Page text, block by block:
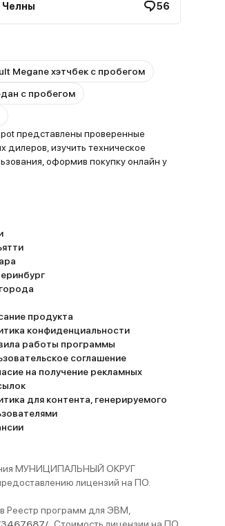
Челны 56
Megane хэтчбек с пробегом
с пробегом
представлены проверенные
изучить техническое
оформив покупку онлайн у
продукта
конфиденциальности
работы программы
соглашение
на получение рекламных
для контента, генерируемого
МУНИЦИПАЛЬНЫЙ ОКРУГ
лицензий на ПО.
Реестр программ для ЭВМ,